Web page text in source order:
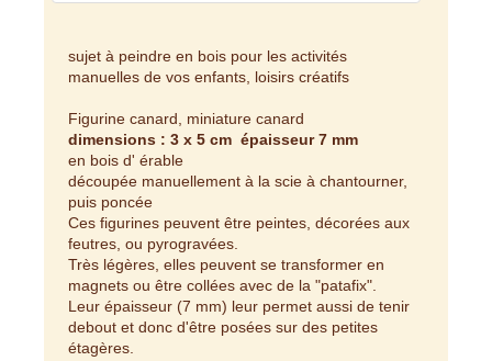
sujet à peindre en bois pour les activités
manuelles de vos enfants, loisirs créatifs
Figurine canard, miniature canard
dimensions : 3 x 5 cm épaisseur 7 mm
en bois d' érable
découpée manuellement à la scie à chantourner,
puis poncée
Ces figurines peuvent être peintes, décorées aux
feutres, ou pyrogravées.
Très légères, elles peuvent se transformer en
magnets ou être collées avec de la "patafix".
Leur épaisseur (7 mm) leur permet aussi de tenir
debout et donc d'être posées sur des petites
étagères.